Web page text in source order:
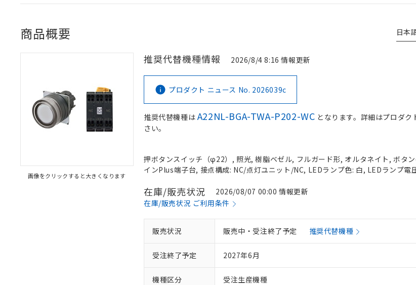
日本
商品概要
画像をクリックすると大きくなります
推奨代替機種情報 2026/8/4 8:16 情報更新
プロダクト ニュース No. 2026039c
推奨代替機種はA22NL-BGA-TWA-P202-WC となります。詳細はプロダク
さい。
押ボタンスイッチ（φ22）, 照光, 樹脂ベゼル, フルガード形, オルタネイト, ボタ
インPlus端子台, 接点構成: NC/点灯ユニット/NC, LEDランプ色: 白, LEDランプ電
在庫/販売状況
2026/08/07 00:00 情報更新
在庫/販売状況 ご利用条件
販売状況 販売中・受注終了予定 推奨代替機種
受注終了予定 2027年6月
機種区分 受注生産機種